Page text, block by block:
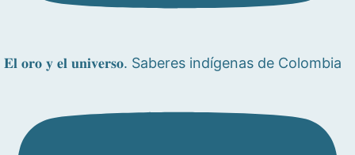
𝐄𝐥 𝐨𝐫𝐨 𝐲 𝐞𝐥 𝐮𝐧𝐢𝐯𝐞𝐫𝐬𝐨. Saberes indígenas de Colombia